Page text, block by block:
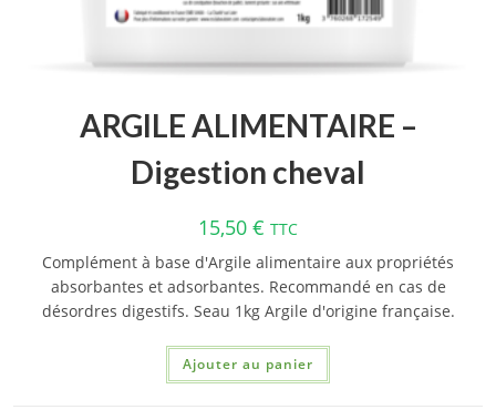
ARGILE ALIMENTAIRE –
Digestion cheval
15,50 € TTC
Complément à base d'Argile alimentaire aux propriétés
absorbantes et adsorbantes. Recommandé en cas de
désordres digestifs. Seau 1kg Argile d'origine française.
Ajouter au panier